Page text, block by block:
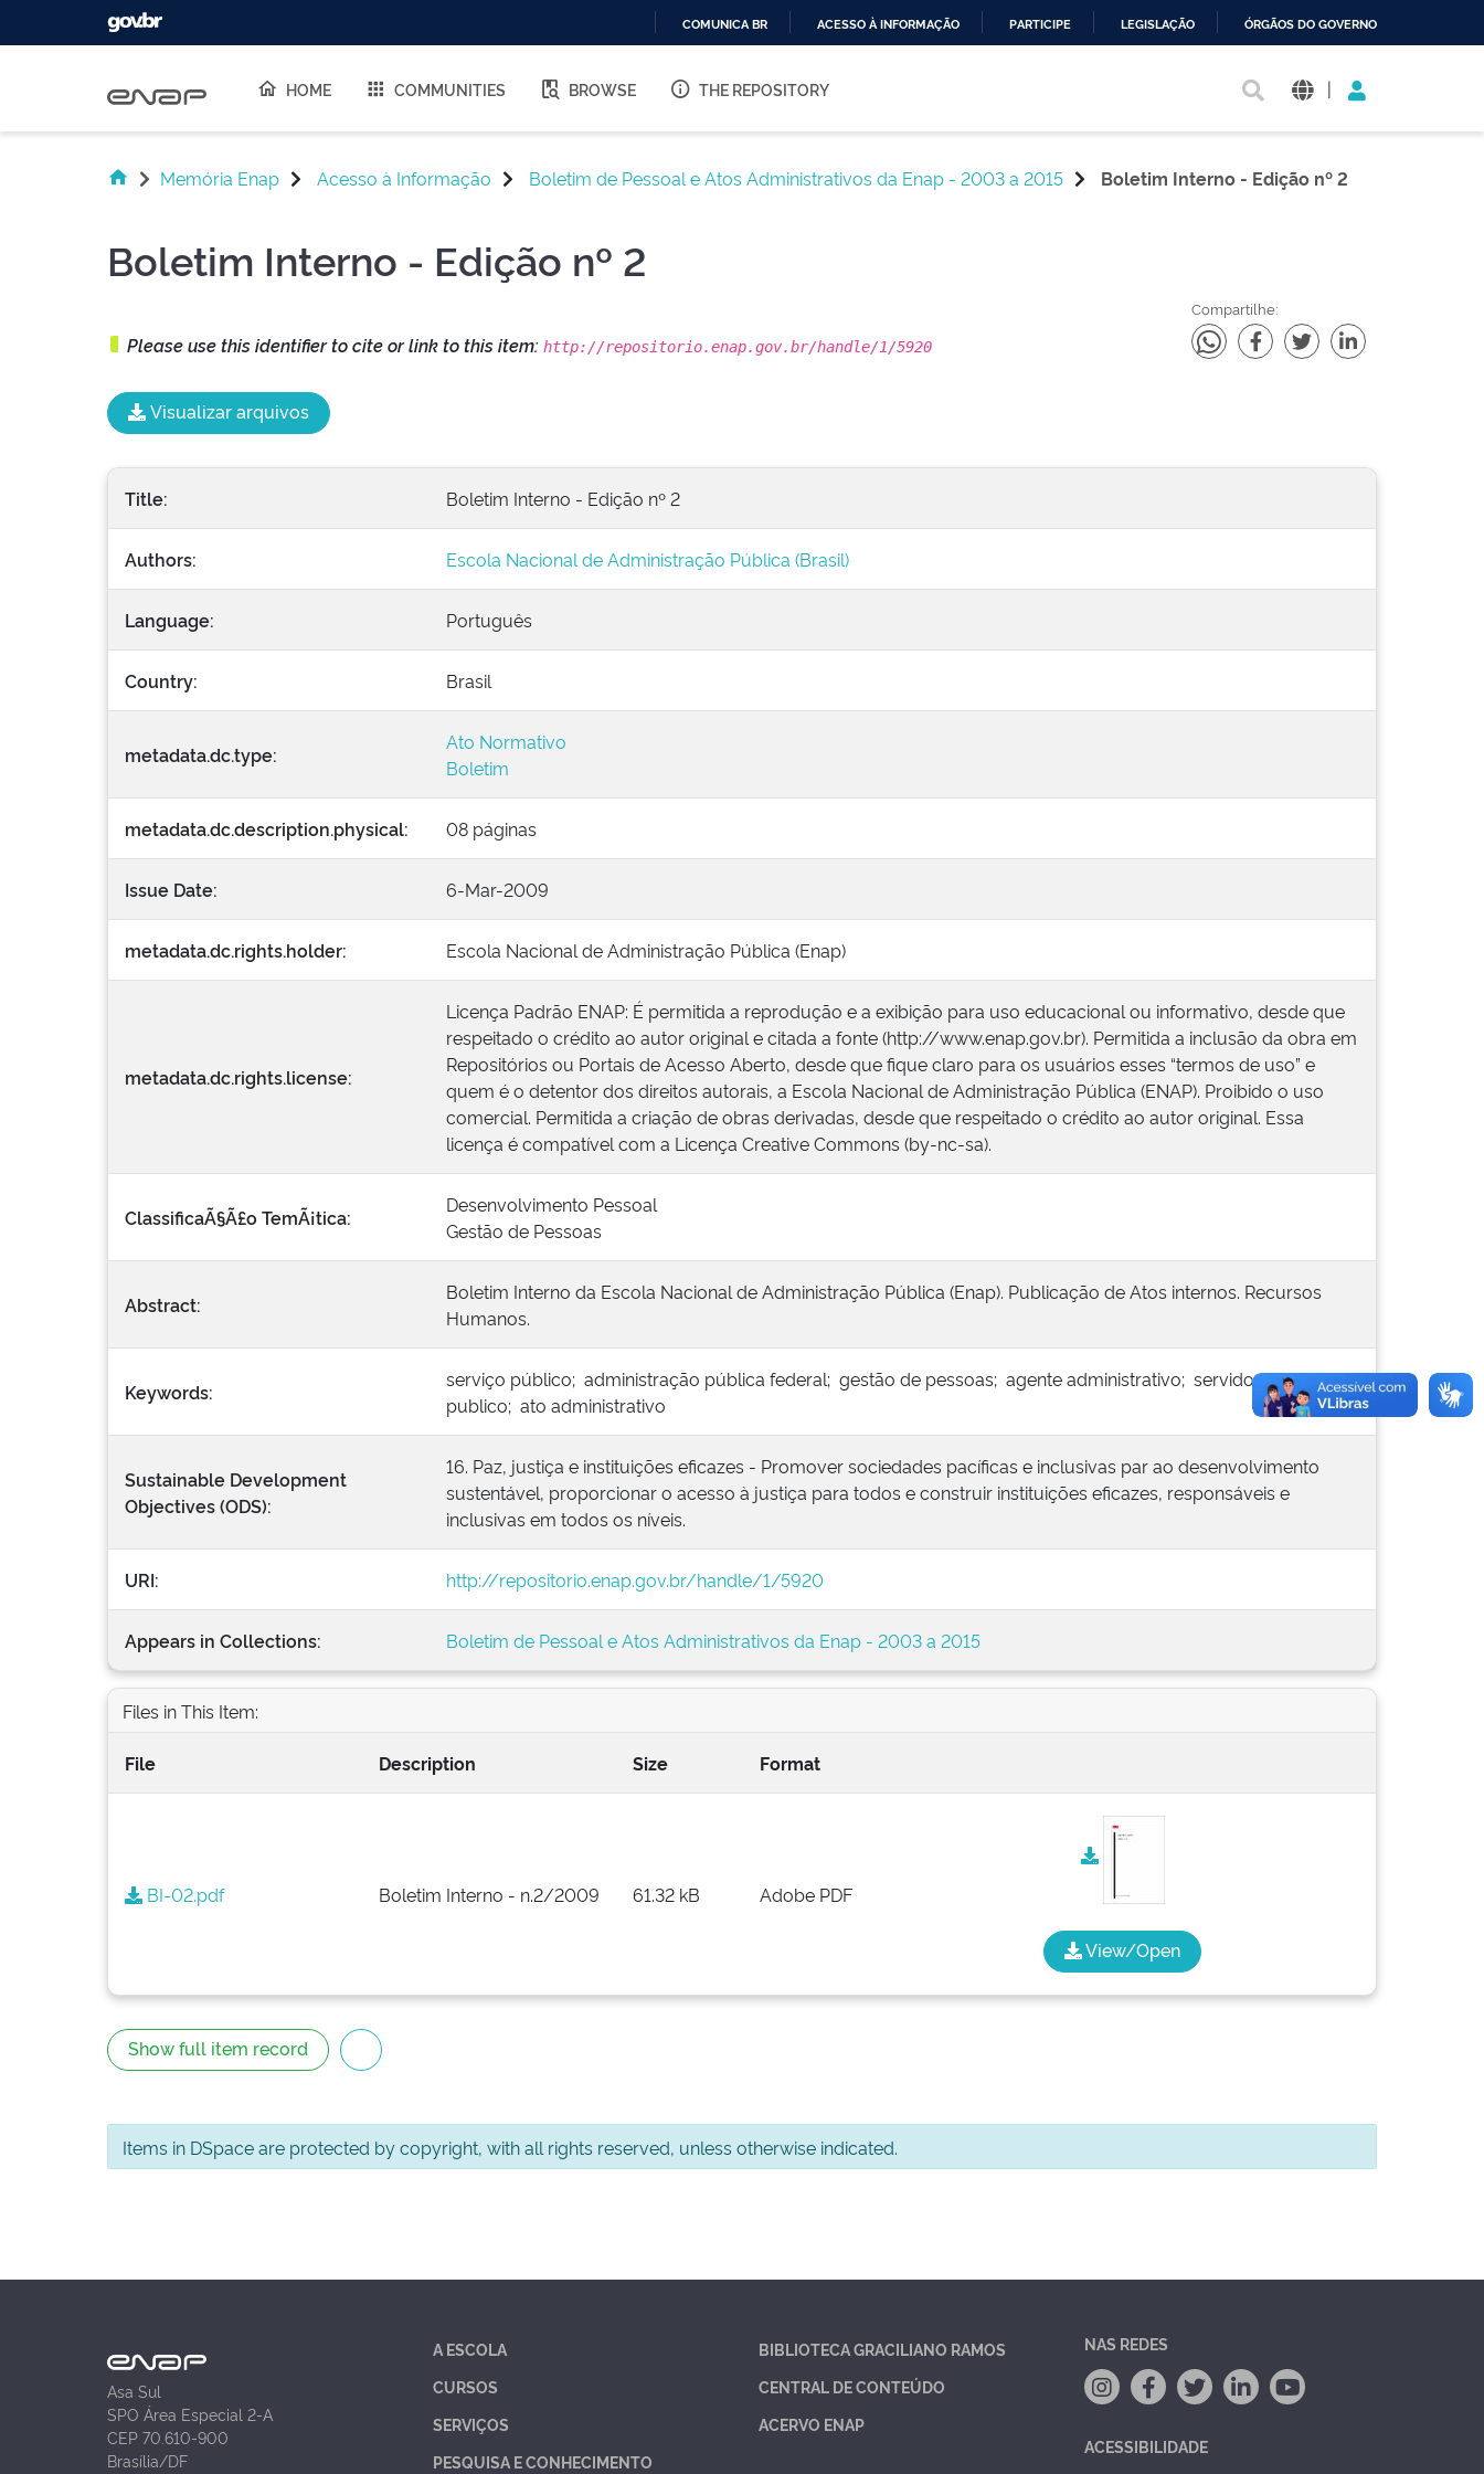
O
COMUNICA BR ACESSO À INFORMAÇÃO PARTICIPE LEGISLAÇÃO ÓRGÃOS DO GOVERNO
HOME COMMUNITIES BROWSE THE REPOSITORY |
Memória Enap Acesso à Informação Boletim de Pessoal e Atos Administrativos da Enap - 2003 a 2015 Boletim Interno - Edição nº 2
Boletim Interno - Edição nº 2
Please use this identifier to cite or link to this item: http://repositorio.enap.gov.br/handle/1/5920
Compartilhe:
Visualizar arquivos
Title: Boletim Interno - Edição nº 2
Authors: Escola Nacional de Administração Pública (Brasil)
Language: Português
Country: Brasil
metadata.dc.type:
Ato Normativo
Boletim
metadata.dc.description.physical: 08 páginas
Issue Date: 6-Mar-2009
metadata.dc.rights.holder: Escola Nacional de Administração Pública (Enap)
metadata.dc.rights.license:
Licença Padrão ENAP: É permitida a reprodução e a exibição para uso educacional ou informativo, desde que
respeitado o crédito ao autor original e citada a fonte (http://www.enap.gov.br). Permitida a inclusão da obra em
Repositórios ou Portais de Acesso Aberto, desde que fique claro para os usuários esses “termos de uso” e
quem é o detentor dos direitos autorais, a Escola Nacional de Administração Pública (ENAP). Proibido o uso
comercial. Permitida a criação de obras derivadas, desde que respeitado o crédito ao autor original. Essa
licença é compatível com a Licença Creative Commons (by-nc-sa).
ClassificaÃ§Ã£o TemÃ¡tica:
Desenvolvimento Pessoal
Gestão de Pessoas
Abstract:
Boletim Interno da Escola Nacional de Administração Pública (Enap). Publicação de Atos internos. Recursos
Humanos.
Keywords:
serviço público; administração pública federal; gestão de pessoas; agente administrativo; servidor
publico; ato administrativo
Sustainable Development
Objectives (ODS):
16. Paz, justiça e instituições eficazes - Promover sociedades pacíficas e inclusivas par ao desenvolvimento
sustentável, proporcionar o acesso à justiça para todos e construir instituições eficazes, responsáveis e
inclusivas em todos os níveis.
URI: http://repositorio.enap.gov.br/handle/1/5920
Appears in Collections: Boletim de Pessoal e Atos Administrativos da Enap - 2003 a 2015
Files in This Item:
File Description Size Format
BI-02.pdf Boletim Interno - n.2/2009 61.32 kB Adobe PDF
View/Open
Show full item record
Items in DSpace are protected by copyright, with all rights reserved, unless otherwise indicated.
Asa Sul
SPO Área Especial 2-A
CEP 70.610-900
Brasília/DF
A ESCOLA
CURSOS
SERVIÇOS
PESQUISA E CONHECIMENTO
BIBLIOTECA GRACILIANO RAMOS
CENTRAL DE CONTEÚDO
ACERVO ENAP
NAS REDES
ACESSIBILIDADE